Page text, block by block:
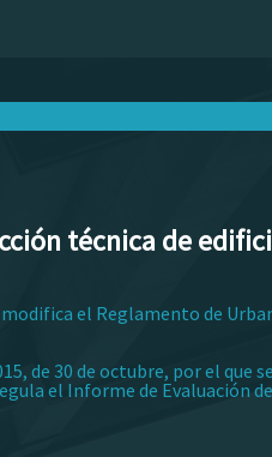
técnica de
el Reglamento de
de 30 de octubre, por el que
el Informe de Evaluación